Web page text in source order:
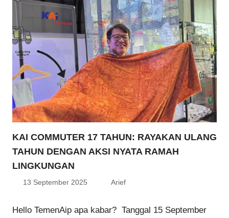
KAI COMMUTER 17 TAHUN: RAYAKAN ULANG
TAHUN DENGAN AKSI NYATA RAMAH
LINGKUNGAN
13 September 2025 Arief
Hello TemenAip apa kabar? Tanggal 15 September